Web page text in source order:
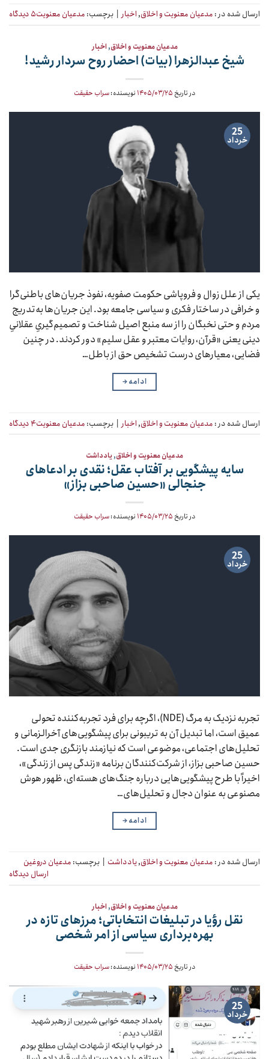
ارسال شده در : مدعیان معنویت و اخلاق,اخبار برچسب: مدعیان معنویت۵ دیدگاه
مدعیان معنویت و اخلاق,اخبار
شیخ عبدالزهرا (بیات) احضار روح سردار رشید!
در تاریخ ۱۴۰۵/۰۳/۲۵ نویسنده:سراب حقیقت
25
خرداد
یکی از علل زوال و فروپاشی حکومت صفویه، نفوذ جریان‌های باطنی‌گرا
و خرافی در ساختار فکری و سیاسی جامعه بود. این جریان‌ها به‌تدریج
مردم و حتی نخبگان را از سه منبع اصیل شناخت و تصمیم‌گیریِ عقلانیِ
دینی یعنی «قرآن، روایات معتبر و عقل سلیم» دور کردند. در چنین
فضایی، معیارهای درست تشخیص حق از باطل…
ادامه→
ارسال شده در : مدعیان معنویت و اخلاق, اخبار | برچسب: مدعیان معنویت۴ دیدگاه
مدعیان معنویت و اخلاق,یادداشت
سایه پیشگویی بر آفتاب عقل؛ نقدی بر ادعاهای
جنجالی «حسین صاحبی بزاز»
در تاریخ ۱۴۰۵/۰۳/۲۵ نویسنده:سراب حقیقت
25
خرداد
تجربه نزدیک به مرگ (NDE)، اگرچه برای فرد تجربه‌کننده تحولی
عمیق است، اما تبدیل آن به تریبونی برای پیشگویی‌های آخرالزمانی و
تحلیل‌های اجتماعی، موضوعی است که نیازمند بازنگری جدی است.
حسین صاحبی بزاز، از شرکت‌کنندگان برنامه «زندگی پس از زندگی»،
اخیراً با طرح پیشگویی‌هایی درباره جنگ‌های هسته‌ای، ظهور هوش
مصنوعی به عنوان دجال و تحلیل‌های…
ادامه→
ارسال شده در : مدعیان معنویت و اخلاق,یادداشت برچسب: مدعیان دروغین
ارسال دیدگاه
مدعیان معنویت و اخلاق,اخبار
نقل رؤیا در تبلیغات انتخاباتی؛ مرزهای تازه در
بهره‌برداری سیاسی از امر شخصی
در تاریخ ۱۴۰۵/۰۳/۲۵ نویسنده:سراب حقیقت
25
خرداد